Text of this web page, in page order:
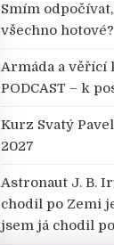
Smím
všechno hotové?
Armáda a věřící
PODCAST – k
Kurz Svatý
2027
Astronaut J. B.
chodil po Zemi
jsem já chodil